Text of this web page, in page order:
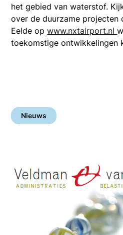
het gebied van waterstof.
over de duurzame projecten
Eelde opwww.nxtairport.nl
toekomstige ontwikkelingen
Nieuws